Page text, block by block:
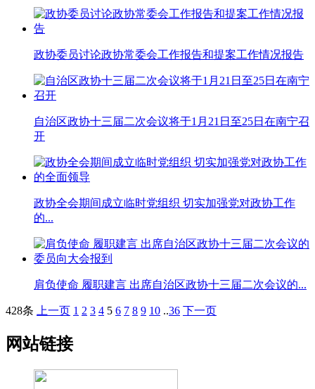
政协委员讨论政协常委会工作报告和提案工作情况报告
自治区政协十三届二次会议将于1月21日至25日在南宁召
开
政协全会期间成立临时党组织 切实加强党对政协工作
的...
肩负使命 履职建言 出席自治区政协十三届二次会议的...
428条 上一页 1 2 3 4 5 6 7 8 9 10 ..36 下一页
网站链接